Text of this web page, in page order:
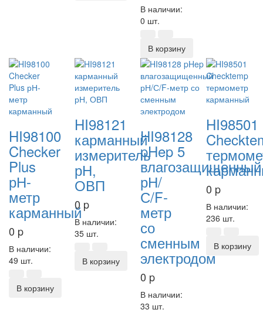
В наличии:
0 шт.
В корзину
HI98100
Checker
Plus
рН-
метр
карманный
0 p
В наличии:
49 шт.
В корзину
HI98121
карманный
измеритель
рН,
ОВП
0 p
В наличии:
35 шт.
В корзину
HI98128
pHep 5
влагозащищенный
рН/
С/F-
метр
со
сменным
электродом
0 p
В наличии:
33 шт.
HI98501
0 p
В наличии:
236 шт.
В корзину